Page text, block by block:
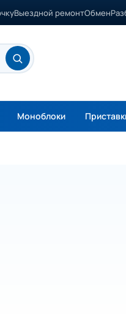
Выездной ремонтОбмен
Моноблоки